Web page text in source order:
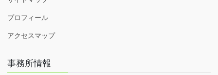
プロフィール
アクセスマップ
事務所情報